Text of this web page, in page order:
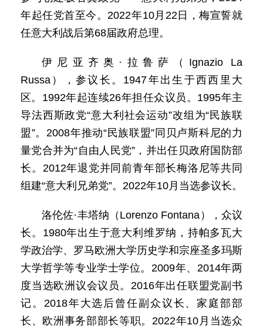
年起任党首至今。2022年10月22日，梅宣誓就
任意大利战后第68届政府总理。
伊尼亚齐奥·拉鲁萨（Ignazio La
Russa），参议长。1947年出生于西西里大
区。1992年起连续26年担任众议员。1995年主
导法西斯政党“意大利社会运动”改组为“民族联
盟”。2008年推动“民族联盟”同贝卢斯科尼的力
量党合并为“自由人民党”，并出任贝政府国防部
长。2012年退党并同前青年部长梅洛尼等共同
组建“意大利兄弟党”。2022年10月当选参议长。
洛伦佐·丰塔纳（Lorenzo Fontana），众议
长。1980年出生于意大利维罗纳，持帕多瓦大
学政治学、罗马欧洲大学历史学和宗座圣多玛斯
大学哲学等专业学士学位。2009年、2014年两
度当选欧洲议会议员。2016年出任联盟党副书
记。2018年大选后曾任副众议长、家庭部部
长、欧洲事务部部长等职。2022年10月当选众